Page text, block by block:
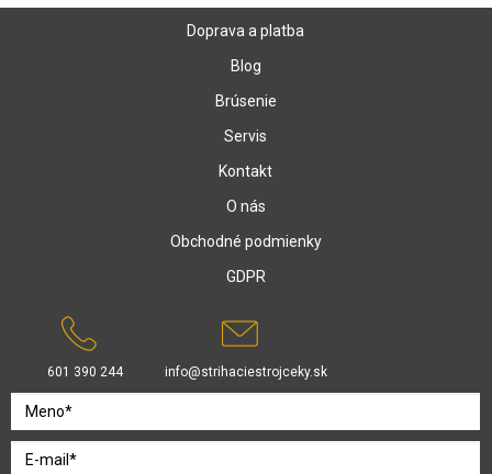
Doprava a platba
Blog
Brúsenie
Servis
Kontakt
O nás
Obchodné podmienky
GDPR
601 390 244 info@strihaciestrojceky.sk